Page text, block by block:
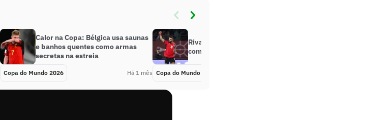
Calor na Copa: Bélgica usa saunas
e banhos quentes como armas
secretas na estreia
Copa do Mundo 2026 Há 1 mês
Rival do Brasil, Salah troca camisa
com craque da NFL
Copa do Mundo 2026